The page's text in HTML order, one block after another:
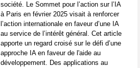
société. Le Sommet pour l’action sur l’IA
à Paris en février 2025 visait à renforcer
l’action internationale en faveur d’une IA
au service de l’intérêt général. Cet article
apporte un regard croisé sur le défi d’une
approche IA en faveur de l'aide au
développement. Des applications au